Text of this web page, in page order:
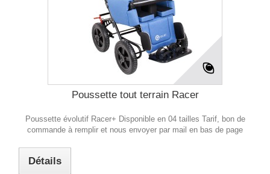
Poussette tout terrain Racer
Poussette évolutif Racer+ Disponible en 04 tailles Tarif, bon de
commande à remplir et nous envoyer par mail en bas de page
Détails